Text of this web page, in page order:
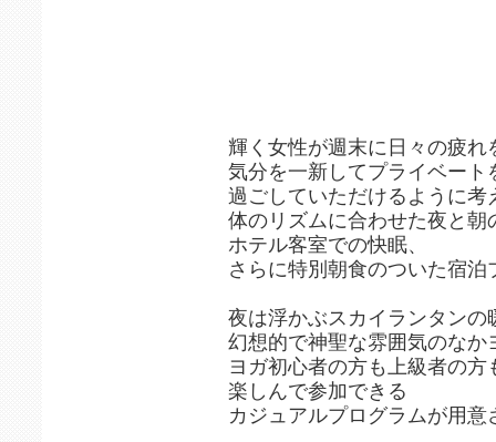
輝く女性が週末に日々の疲れ
気分を一新してプライベート
過ごしていただけるように考
体のリズムに合わせた夜と朝
ホテル客室での快眠、
さらに特別朝食のついた宿泊
夜は浮かぶスカイランタン
幻想的で神聖な雰囲気のなか
ヨガ初心者の方も上級者の方
楽しんで参加できる
カジュアルプログラムが用意